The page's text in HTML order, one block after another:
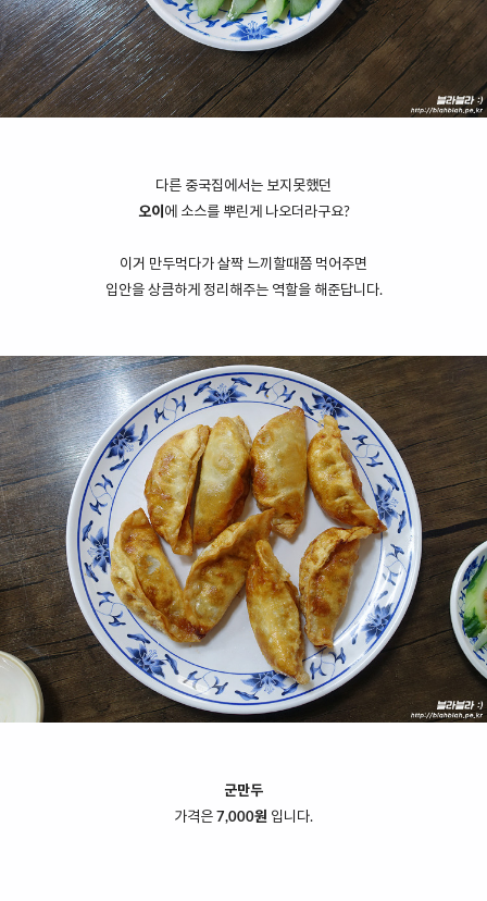
다른 중국집에서는 보지못했던
오이 에 소스를 뿌린게 나오더라구요?
이거 만두먹다가 살짝 느끼할때쯤 먹어주면
입안을 상큼하게 정리해주는 역할을 해준답니다.
군만두
가격은 7,000원 입니다.